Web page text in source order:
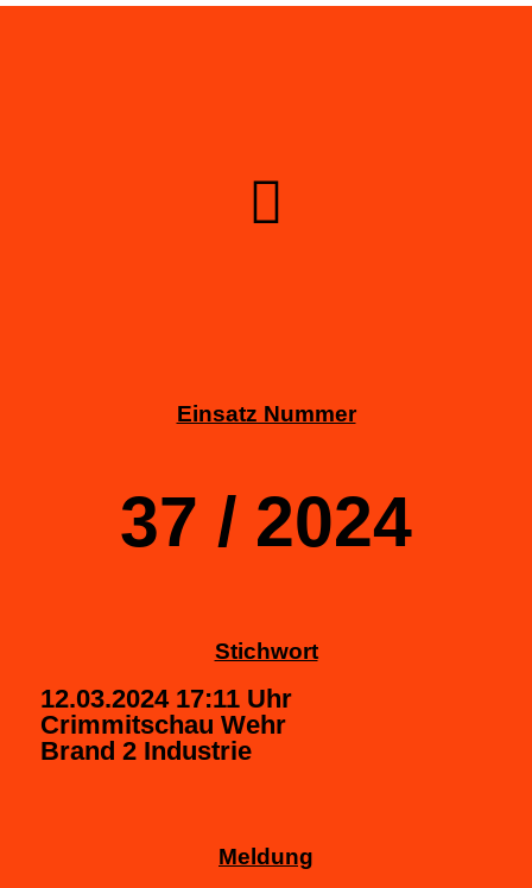
Einsatz Nummer
37 / 2024
Stichwort
12.03.2024 17:11 Uhr
Crimmitschau Wehr
Brand 2 Industrie
Meldung